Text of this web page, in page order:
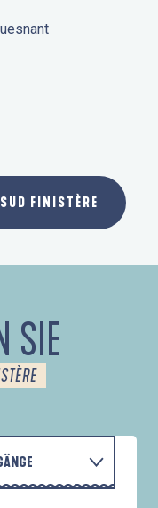
FINISTÈRE
SIE